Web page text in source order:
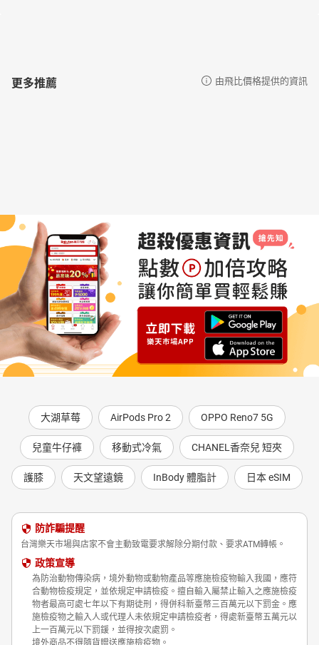
更多推薦 由飛比價格提供的資訊
大湖草莓 AirPods Pro 2 OPPO Reno7 5G
兒童牛仔褲 移動式冷氣 CHANEL香奈兒 短夾
護膝 天文望遠鏡 InBody 體脂計 日本 eSIM
防詐騙提醒
台灣樂天市場與店家不會主動致電要求解除分期付款、要求ATM轉帳。
政策宣導
為防治動物傳染病，境外動物或動物產品等應施檢疫物輸入我國，應符
合動物檢疫規定，並依規定申請檢疫。擅自輸入屬禁止輸入之應施檢疫
物者最高可處七年以下有期徒刑，得併科新臺幣三百萬元以下罰金。應
施檢疫物之輸入人或代理人未依規定申請檢疫者，得處新臺幣五萬元以
上一百萬元以下罰鍰，並得按次處罰。
境外商品不得隨貨贈送應施檢疫物。